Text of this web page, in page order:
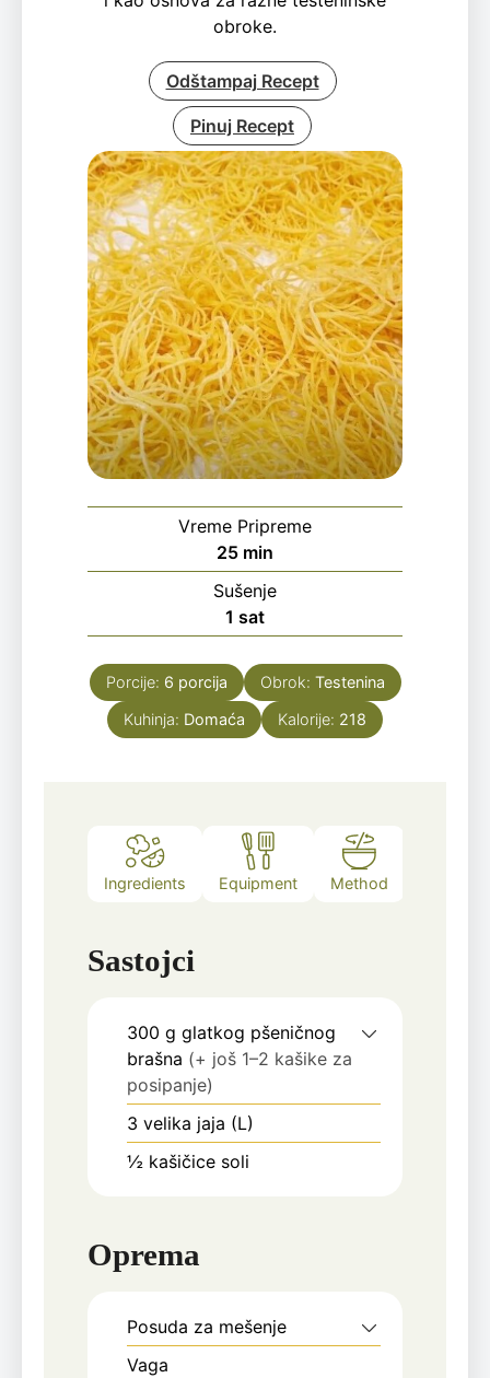
obroke.
Odštampaj Recept
Pinuj Recept
Vreme Pripreme
25minutes
min
Sušenje
1 hour
sat
Porcije: 6 porcija Obrok: Testenina
Kuhinja: Domaća Kalorije: 218
Ingredients Equipment Method
Sastojci
300 g glatkog pšeničnog
brašna (+ još 1–2 kašike za
posipanje)
3 velika jaja (L)
½ kašičice soli
Oprema
Posuda za mešenje
Vaga